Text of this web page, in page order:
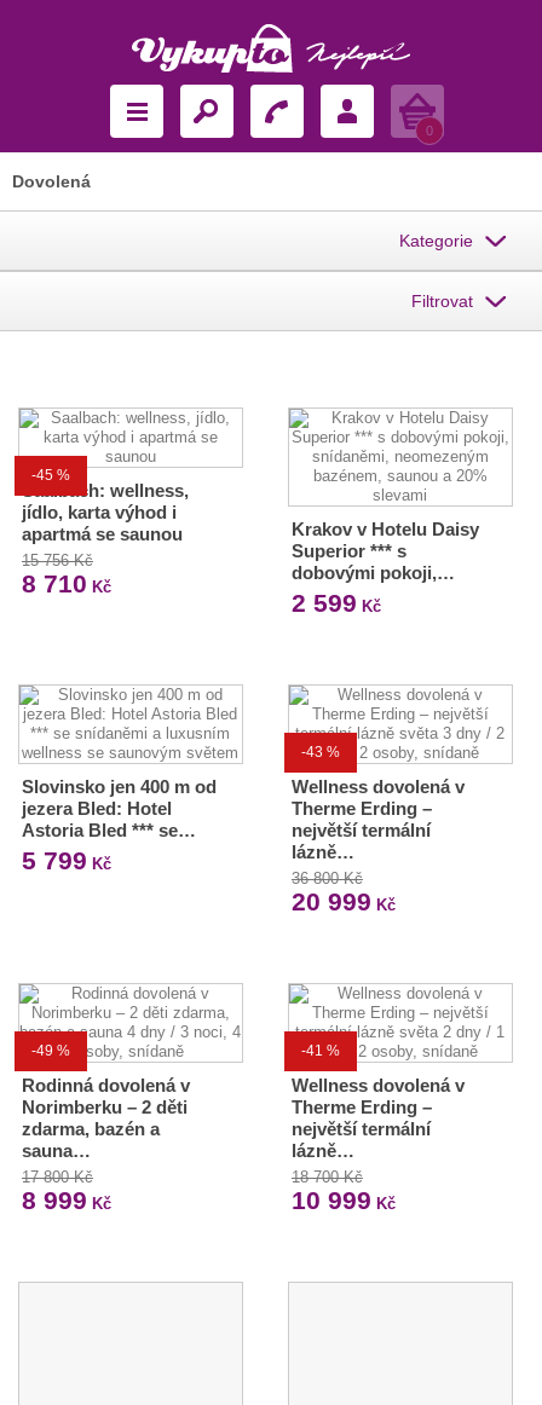
Košík
0
Dovolená
Kategorie
Filtrovat
-45 %
Saalbach: wellness,
jídlo, karta výhod i
apartmá se saunou
15 756 Kč
8 710 Kč
Krakov v Hotelu Daisy
Superior *** s
dobovými pokoji,…
2 599 Kč
Slovinsko jen 400 m od
jezera Bled: Hotel
Astoria Bled *** se…
5 799 Kč
-43 %
Wellness dovolená v
Therme Erding –
největší termální
lázně…
36 800 Kč
20 999 Kč
-49 %
Rodinná dovolená v
Norimberku – 2 děti
zdarma, bazén a
sauna…
17 800 Kč
8 999 Kč
-41 %
Wellness dovolená v
Therme Erding –
největší termální
lázně…
18 700 Kč
10 999 Kč